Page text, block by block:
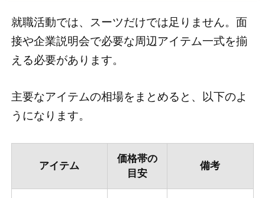
就職活動では、スーツだけでは足りません。面
接や企業説明会で必要な周辺アイテム一式を揃
える必要があります。
主要なアイテムの相場をまとめると、以下のよ
うになります。
アイテム
価格帯の
目安
備考